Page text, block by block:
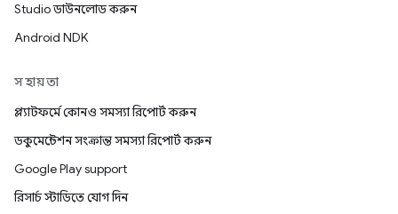
Studio ডাউনলোড করুন
Android NDK
সহায়তা
প্ল্যাটফর্মে কোনও সমস্যা রিপোর্ট করুন
ডকুমেন্টেশন সংক্রান্ত সমস্যা রিপোর্ট করুন
Google Play support
রিসার্চ স্টাডিতে যোগ দিন